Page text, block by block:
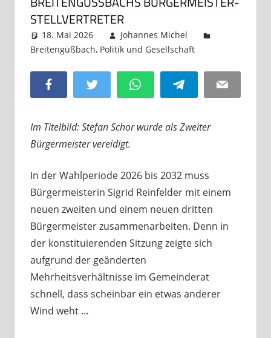
TELLVERTRETER
18. Mai 2026
Johannes Michel
Breitengüßbach, Politik und Gesellschaft
hinterlassen
Facebook Twitter WhatsAppTelegram Email
Im Titelbild: Stefan Schor wurde als Zweiter
Bürgermeister vereidigt.
In der Wahlperiode 2026 bis 2032 muss
Bürgermeisterin Sigrid Reinfelder mit einem
neuen zweiten und einem neuen dritten
Bürgermeister zusammenarbeiten. Denn in
der konstituierenden Sitzung zeigte sich
aufgrund der geänderten
Mehrheitsverhältnisse im Gemeinderat
schnell, dass scheinbar ein etwas anderer
Wind weht …